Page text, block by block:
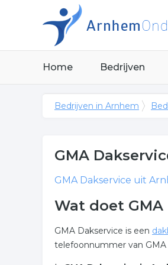
Home Bedrijven
Bedrijven in Arnhem
GMA
GMA Dakservice uit
Wat doet
GMA Dakservice is een
telefoonnummer van